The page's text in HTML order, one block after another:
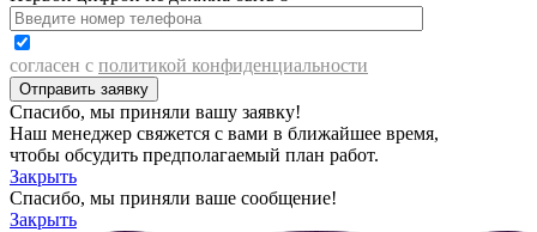
согласен с политикой конфиденциальности
Спасибо, мы приняли вашу заявку!
Наш менеджер свяжется с вами в ближайшее время,
чтобы обсудить предполагаемый план работ.
Закрыть
Спасибо, мы приняли ваше сообщение!
Закрыть